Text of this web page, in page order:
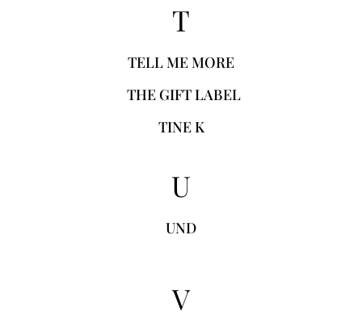
T
TELL ME MORE
THE GIFT LABEL
TINE K
U
UND
V